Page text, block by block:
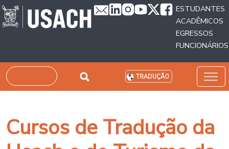
Passar para o conteúdo principal
ESTUDANTES
ACADÊMICOS
EGRESSOS
FUNCIONÁRIOS
Pesquisar TRADUÇÃO
Cursos de Tradução da